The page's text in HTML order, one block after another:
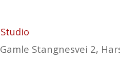
Studio
Gamle Stangnesvei 2,